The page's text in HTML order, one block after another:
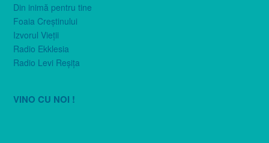
Din inimă pentru tine
Foaia Creştinului
Izvorul Vieţii
Radio Ekklesia
Radio Levi Reşiţa
VINO CU NOI !